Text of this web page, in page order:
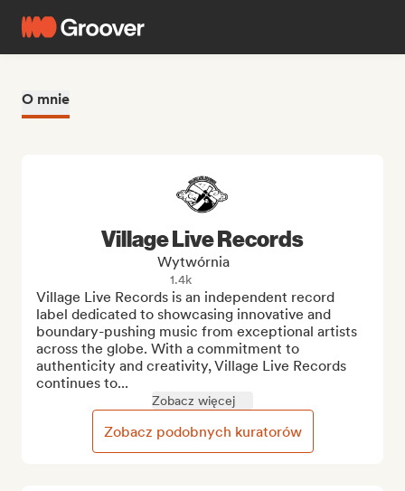
O mnie
Village Live Records
Wytwórnia
1.4k
Village Live Records is an independent record
label dedicated to showcasing innovative and
boundary-pushing music from exceptional artists
across the globe. With a commitment to
authenticity and creativity, Village Live Records
continues to...
Zobacz więcej
Zobacz podobnych kuratorów